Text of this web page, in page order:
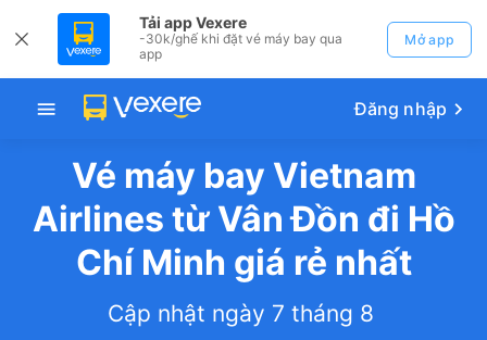
Tải app Vexere
-30k/ghế khi đặt vé máy bay qua
app
Mở app
Đăng nhập
Vé máy bay Vietnam
Airlines từ Vân Đồn đi Hồ
Chí Minh giá rẻ nhất
Cập nhật ngày 7 tháng 8